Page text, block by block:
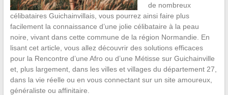
de nombreux
célibataires Guichainvillais, vous pourrez ainsi faire plus
facilement la connaissance d’une jolie célibataire à la peau
noire, vivant dans cette commune de la région Normandie. En
lisant cet article, vous allez découvrir des solutions efficaces
pour la Rencontre d’une Afro ou d’une Métisse sur Guichainville
et, plus largement, dans les villes et villages du département 27,
dans la vie réelle ou en vous connectant sur un site amoureux,
généraliste ou affinitaire.